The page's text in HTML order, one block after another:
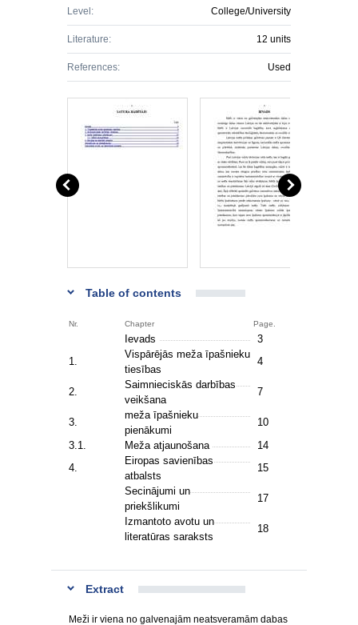
Level: College/University
Literature: 12 units
References: Used
Table of contents
Nr. Chapter Page.
Ievads
3
1.
Vispārējās meža īpašnieku
tiesības
4
2.
Saimnieciskās darbības
veikšana
7
3.
meža īpašnieku
pienākumi
10
3.1.
Meža atjaunošana
14
4.
Eiropas savienības
atbalsts
15
Secinājumi un
priekšlikumi
17
Izmantoto avotu un
literatūras saraksts
18
Extract
Meži ir viena no galvenajām neatsveramām dabas